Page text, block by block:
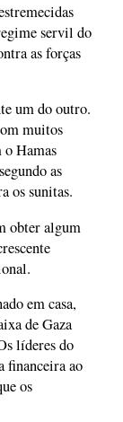
servil do
as forças
um do outro.
muitos
o Hamas
as
os sunitas.
obter algum
em casa,
de Gaza
líderes do
financeira ao
os